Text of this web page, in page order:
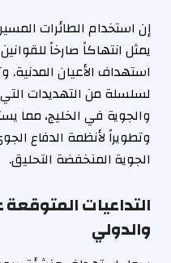
إن استخدام الطائرات
يمثل انتهاكاً صارخاً
استهداف الأعيان المدنية.
لسلسلة من التهديدات
والجوية في الخليج، مما
وتطويراً لأنظمة الدفاع
الجوية المنخفضة التحليق.
التداعيات
والدولي